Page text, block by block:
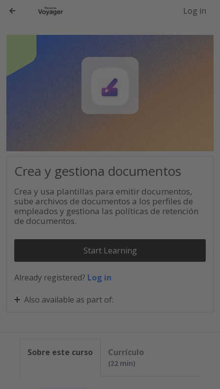
Log in
Crea y gestiona documentos
Crea y usa plantillas para emitir documentos,
sube archivos de documentos a los perfiles de
empleados y gestiona las políticas de retención
de documentos.
Start Learning
Already registered? Log in
Also available as part of:
Sobre este curso Currículo
22 min